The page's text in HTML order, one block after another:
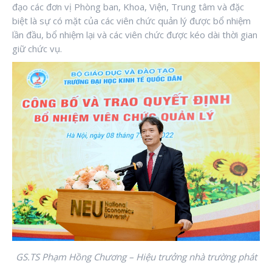
đạo các đơn vị Phòng ban, Khoa, Viện, Trung tâm và đặc
biệt là sự có mặt của các viên chức quản lý được bổ nhiệm
lần đầu, bổ nhiệm lại và các viên chức được kéo dài thời gian
giữ chức vụ.
GS.TS Phạm Hồng Chương – Hiệu trưởng nhà trường phát